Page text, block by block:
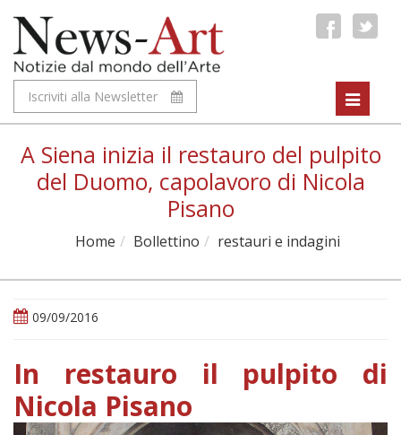
Iscriviti alla Newsletter
Toggle
A Siena inizia il restauro del pulpito
del Duomo, capolavoro di Nicola
Pisano
Home Bollettino restauri e indagini
09/09/2016
In restauro il pulpito di
Nicola Pisano